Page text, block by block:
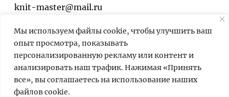
Мы используем файлы cookie, чтобы улучшить ваш
опыт просмотра, показывать
персонализированную рекламу или контент и
анализировать наш трафик. Нажимая «Принять
все», вы соглашаетесь на использование наших
файлов cookie.
knit-master@mail.ru
* 24/7 – оформить заказ на сайте можно
круглосуточно. Выдача заказов в нашем
пункте выдачи – по предварительной
договорённости.